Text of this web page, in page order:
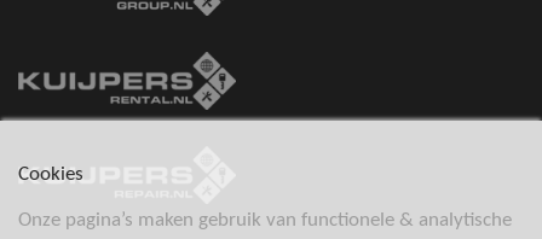
Cookies
Onze pagina’s maken gebruik van functionele & analytische